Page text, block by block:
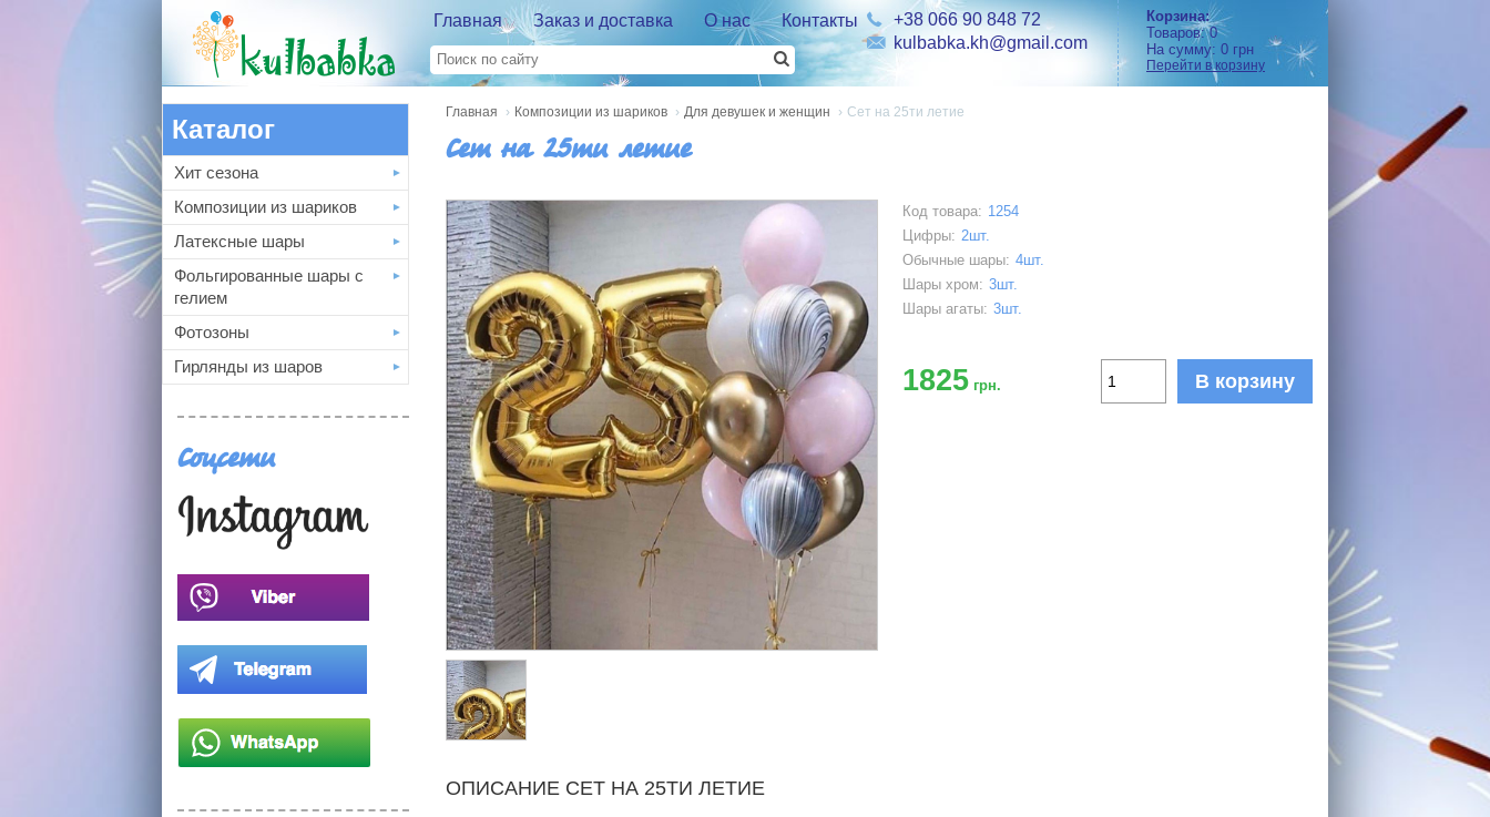
Главная Заказ и доставка О нас Контакты
+38 066 90 848 72
kulbabka.kh@gmail.com
Корзина:
Товаров:0
На сумму: 0 грн
Перейти в корзину
Каталог
Хит сезона
Композиции из шариков
Латексные шары
Фольгированные шары с
гелием
Фотозоны
Гирлянды из шаров
Соцсети
Главная › Композиции из шариков › Для девушек и женщин › Сет на 25ти летие
Сет на 25ти летие
Код товара: 1254
Цифры: 2шт.
Обычные шары: 4шт.
Шары хром: 3шт.
Шары агаты: 3шт.
1825 грн. В корзину
ОПИСАНИЕ СЕТ НА 25ТИ ЛЕТИЕ